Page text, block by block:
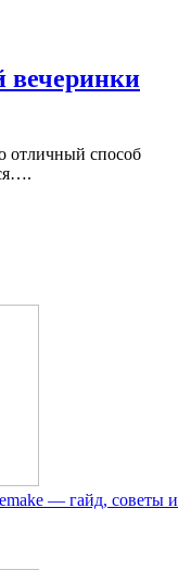
вечеринки
отличный способ
— гайд, советы и